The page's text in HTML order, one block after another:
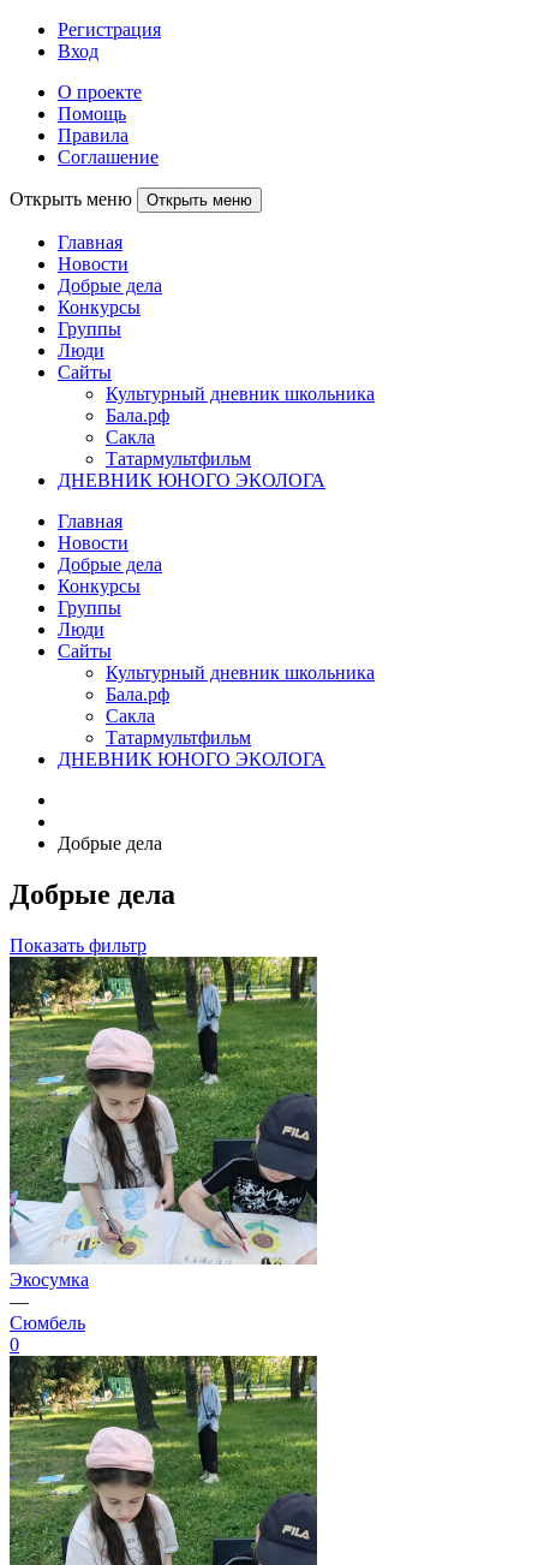
Регистрация
Вход
О проекте
Помощь
Правила
Соглашение
Открыть меню Открыть меню
Главная
Новости
Добрые дела
Конкурсы
Группы
Люди
Сайты
Культурный дневник школьника
Бала.рф
Сакла
Татармультфильм
ДНЕВНИК ЮНОГО ЭКОЛОГА
Главная
Новости
Добрые дела
Конкурсы
Группы
Люди
Сайты
Культурный дневник школьника
Бала.рф
Сакла
Татармультфильм
ДНЕВНИК ЮНОГО ЭКОЛОГА
Добрые дела
Добрые дела
Показать фильтр
Экосумка
—
Сюмбель
0